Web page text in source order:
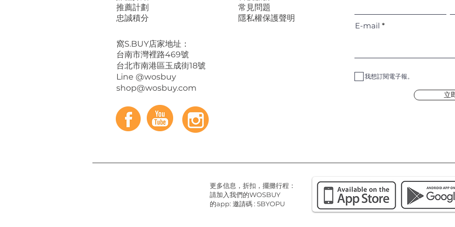
推薦計劃
忠誠積分
常見問題
隱私權保護聲明
​窩S.BUY店家地址：
台南市灣裡路469號
台北市南港區玉成街18號
Line @wosbuy
shop@wosbuy.com
E-mail
我想訂閱電子報。
立
更多信息，折扣，擺攤行程：
請加入我們的WOSBUY
的app: 邀請碼 : 5BYOPU